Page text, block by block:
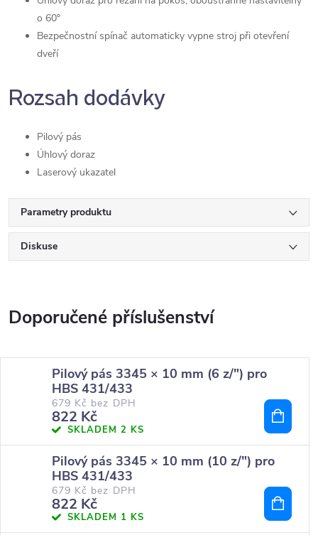
o 60°
Bezpečnostní spínač automaticky vypne stroj při otevření
dveří
Rozsah dodávky
Pilový pás
Úhlový doraz
Laserový ukazatel
Parametry produktu
Diskuse
Pilový pás 3345 × 10 mm (6 z/") pro
HBS 431/433
679 Kč bez DPH
822 Kč
SKLADEM 2 KS
Pilový pás 3345 × 10 mm (10 z/") pro
HBS 431/433
679 Kč bez DPH
822 Kč
SKLADEM 1 KS